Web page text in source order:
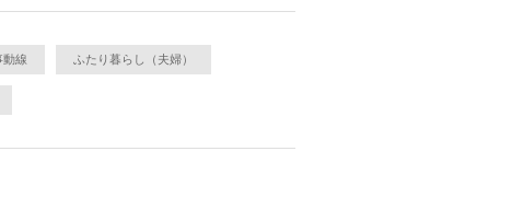
動線 ふたり暮らし（夫婦）